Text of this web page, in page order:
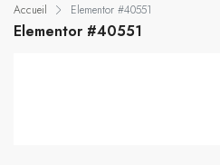
Accueil Elementor #40551
Elementor #40551